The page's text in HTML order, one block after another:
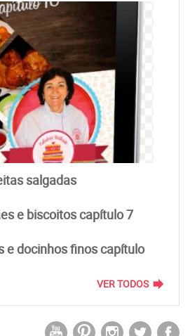
salgadas
e biscoitos capítulo 7
e docinhos finos capítulo
VER TODOS forward